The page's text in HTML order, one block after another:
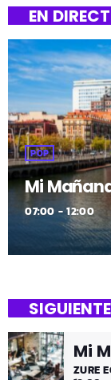
EN
POP
Mi
07:00 - 12:00
Mi
ZURE